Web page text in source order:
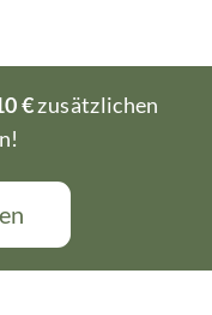
€zusätzlichen